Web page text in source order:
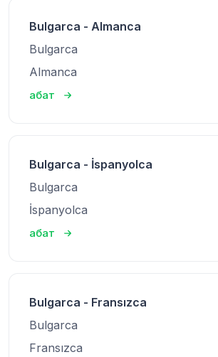
Bulgarca - Almanca
Bulgarca
Almanca
абат
Bulgarca - İspanyolca
Bulgarca
İspanyolca
абат
Bulgarca - Fransızca
Bulgarca
Fransızca